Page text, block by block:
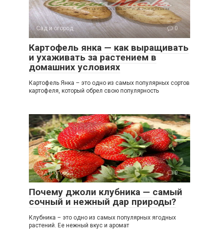
Сад и огород 0
Картофель янка — как выращивать
и ухаживать за растением в
домашних условиях
Картофель Янка – это одно из самых популярных сортов
картофеля, который обрел свою популярность
Сад и огород 0
Почему джоли клубника — самый
сочный и нежный дар природы?
Клубника – это одно из самых популярных ягодных
растений. Ее нежный вкус и аромат